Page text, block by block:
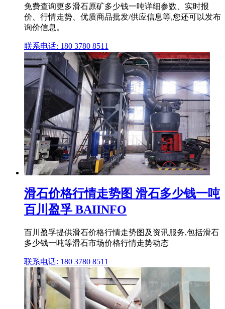
免费查询更多滑石原矿多少钱一吨详细参数、实时报
价、行情走势、优质商品批发/供应信息等,您还可以发布
询价信息。
联系电话: 180 3780 8511
滑石价格行情走势图 滑石多少钱一吨
百川盈孚 BAIINFO
百川盈孚提供滑石价格行情走势图及资讯服务,包括滑石
多少钱一吨等滑石市场价格行情走势动态
联系电话: 180 3780 8511